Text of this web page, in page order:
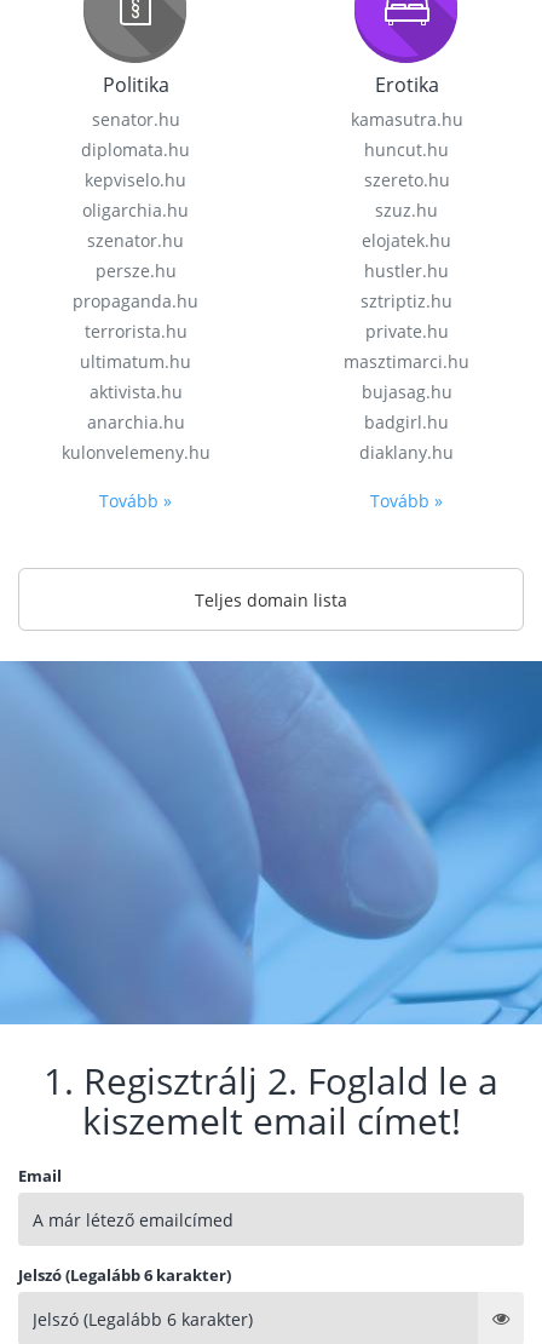
Politika
senator.hu
diplomata.hu
kepviselo.hu
oligarchia.hu
szenator.hu
persze.hu
propaganda.hu
terrorista.hu
ultimatum.hu
aktivista.hu
anarchia.hu
kulonvelemeny.hu
Tovább »
Erotika
kamasutra.hu
huncut.hu
szereto.hu
szuz.hu
elojatek.hu
hustler.hu
sztriptiz.hu
private.hu
masztimarci.hu
bujasag.hu
badgirl.hu
diaklany.hu
Tovább »
Teljes domain lista
1. Regisztrálj 2. Foglald le a
kiszemelt email címet!
Email
Jelszó (Legalább 6 karakter)